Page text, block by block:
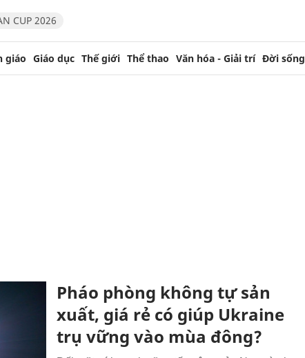
CUP 2026
giáo Giáo dục Thế giới Thể thao Văn hóa - Giải trí Đời sống
Pháo phòng không tự sản
xuất, giá rẻ có giúp Ukraine
trụ vững vào mùa đông?